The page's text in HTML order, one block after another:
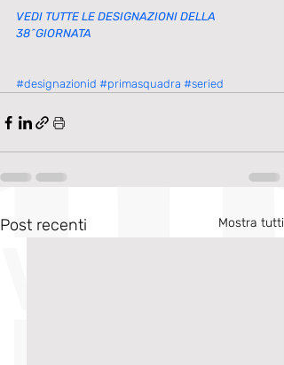
VEDI TUTTE LE DESIGNAZIONI DELLA
38^GIORNATA
#designazionid #primasquadra #seried
Post recenti Mostra tutti